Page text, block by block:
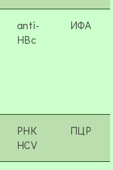
anti-
HBc
ИФА
РНК
HCV
ПЦР